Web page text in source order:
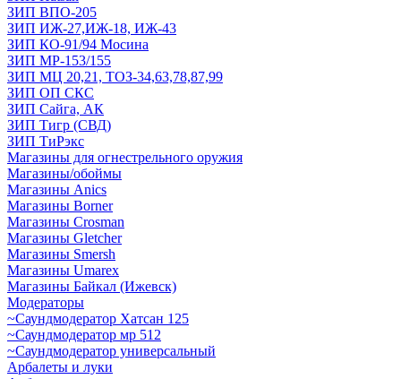
ЗИП ВПО-205
ЗИП ИЖ-27,ИЖ-18, ИЖ-43
ЗИП КО-91/94 Мосина
ЗИП МР-153/155
ЗИП МЦ 20,21, ТОЗ-34,63,78,87,99
ЗИП ОП СКС
ЗИП Сайга, АК
ЗИП Тигр (СВД)
ЗИП ТиРэкс
Магазины для огнестрельного оружия
Магазины/обоймы
Магазины Anics
Магазины Borner
Магазины Crosman
Магазины Gletcher
Магазины Smersh
Магазины Umarex
Магазины Байкал (Ижевск)
Модераторы
~Cаундмодератор Хатсан 125
~Саундмодератор мр 512
~Саундмодератор универсальный
Арбалеты и луки